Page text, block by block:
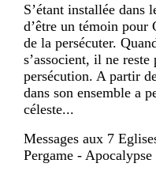
S’étant installée dans
d’être un témoin pour
de la persécuter.
s’associent, il ne
persécution. A partir
dans son ensemble a
céleste...
Messages aux 7
Pergame -